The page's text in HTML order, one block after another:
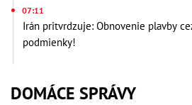
07:11
Irán pritvrdzuje: Obnovenie plavby
podmienky!
DOMÁCE SPRÁVY